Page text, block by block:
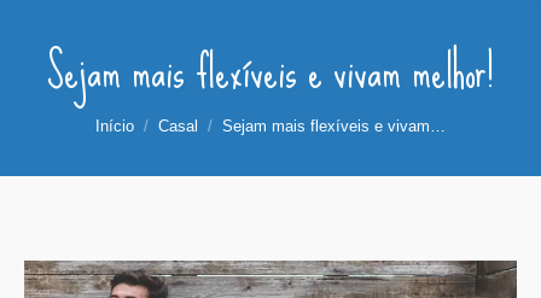
Sejam mais flexíveis e vivam melhor!
Você está aqui:
Início Casal Sejam mais flexíveis e vivam…